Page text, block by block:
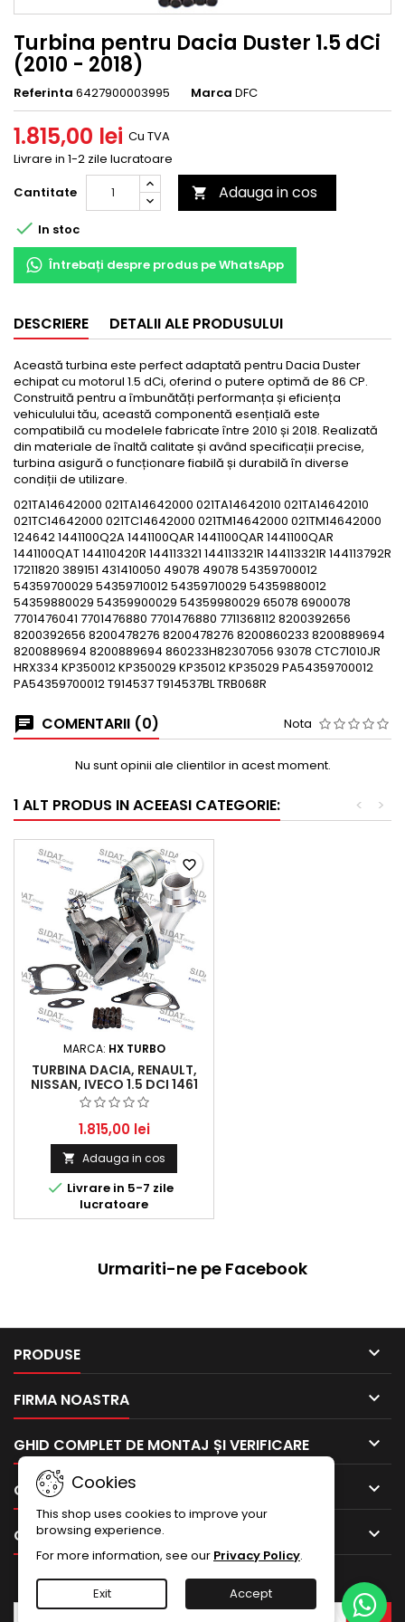
Turbina pentru Dacia Duster 1.5 dCi
(2010 - 2018)
Referinta 6427900003995 Marca DFC
1.815,00 lei Cu TVA
Livrare in 1-2 zile lucratoare
Cantitate
 Adauga in cos
 In stoc
Întrebați despre produs pe WhatsApp
DESCRIERE DETALII ALE PRODUSULUI
Această turbina este perfect adaptată pentru Dacia Duster
echipat cu motorul 1.5 dCi, oferind o putere optimă de 86 CP.
Construită pentru a îmbunătăți performanța și eficiența
vehiculului tău, această componentă esențială este
compatibilă cu modelele fabricate între 2010 și 2018. Realizată
din materiale de înaltă calitate și având specificații precise,
turbina asigură o funcționare fiabilă și durabilă în diverse
condiții de utilizare.
021TA14642000 021TA14642000 021TA14642010 021TA14642010
021TC14642000 021TC14642000 021TM14642000 021TM14642000
124642 1441100Q2A 1441100QAR 1441100QAR 1441100QAR
1441100QAT 144110420R 144113321 144113321R 144113321R 144113792R
17211820 389151 431410050 49078 49078 54359700012
54359700029 54359710012 54359710029 54359880012
54359880029 54359900029 54359980029 65078 6900078
7701476041 7701476880 7701476880 7711368112 8200392656
8200392656 8200478276 8200478276 8200860233 8200889694
8200889694 8200889694 860233H82307056 93078 CTC71010JR
HRX334 KP350012 KP350029 KP35012 KP35029 PA54359700012
PA54359700012 T914537 T914537BL TRB068R
COMENTARII (0) Nota
Nu sunt opinii ale clientilor in acest moment.
1 ALT PRODUS IN ACEEASI CATEGORIE: >
<
MARCA: HX TURBO
TURBINA DACIA, RENAULT,
NISSAN, IVECO 1.5 DCI 1461
CCM 62-63 KW 84-86 HP
1.815,00 lei
 Adauga in cos
 Livrare in 5-7 zile
lucratoare
favorite_border
Urmariti-ne pe Facebook
PRODUSE 
FIRMA NOASTRA 
GHID COMPLET DE MONTAJ ȘI VERIFICARE 
CONTUL TAU 
CONTACTEAZA-NE 
Cookies
This shop uses cookies to improve your
browsing experience.
For more information, see our Privacy Policy.
Exit Accept
BULETIN INFORMATIV